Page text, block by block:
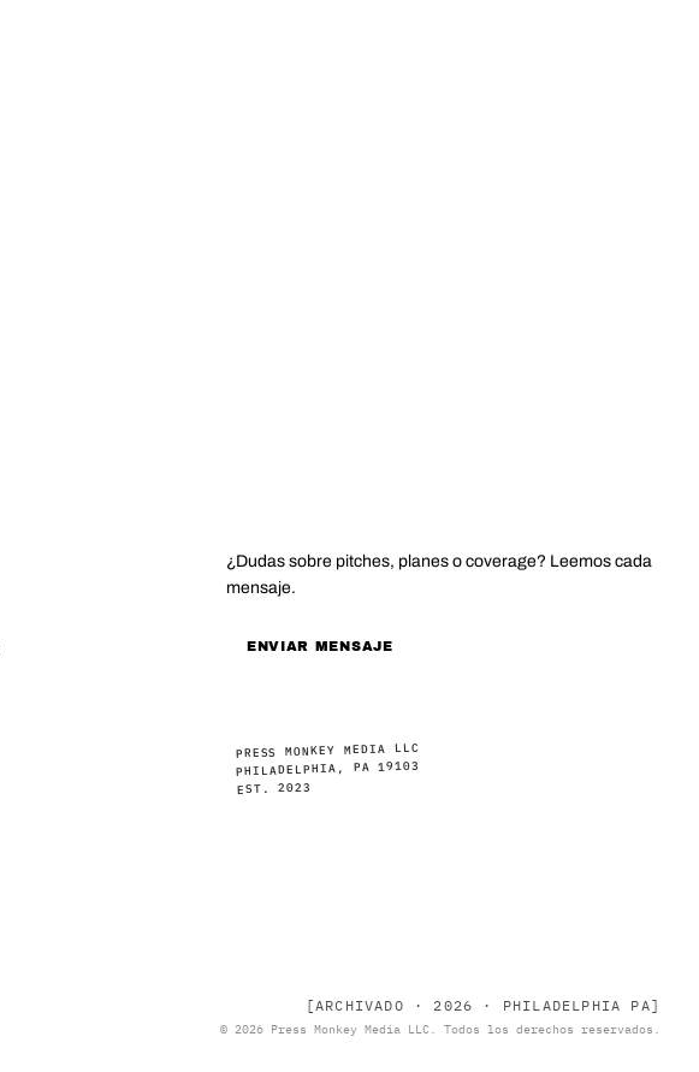
¿Dudas sobre pitches, planes o coverage? Leemos cada
mensaje.
ENVIAR MENSAJE
PRESS MONKEY MEDIA LLC
PHILADELPHIA, PA 19103
EST. 2023
[ARCHIVADO · 2026 · PHILADELPHIA PA]
© 2026 Press Monkey Media LLC. Todos los derechos reservados.